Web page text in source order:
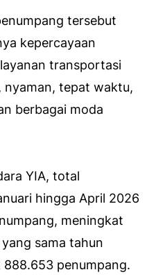
tersebut
kepercayaan
transportasi
nyaman, tepat waktu,
berbagai moda
YIA, total
hingga April 2026
meningkat
sama tahun
888.653 penumpang.